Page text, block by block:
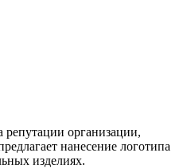
организации,
нанесение логотипа
изделиях.